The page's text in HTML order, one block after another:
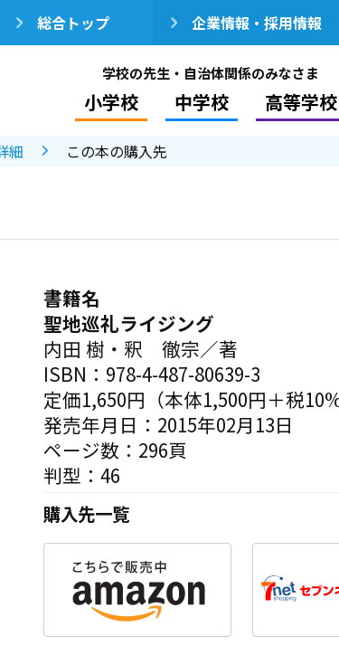
総合トップ 企業情報・採用情報
学校の先生・自治体関係のみなさま
小学校 中学校 高等学校
細 この本の購入先
書籍名
聖地巡礼ライジング
内田 樹・釈 徹宗／著
ISBN：978-4-487-80639-3
定価1,650円（本体1,500円＋税10%
発売年月日：2015年02月13日
ページ数：296頁
判型：46
購入先一覧